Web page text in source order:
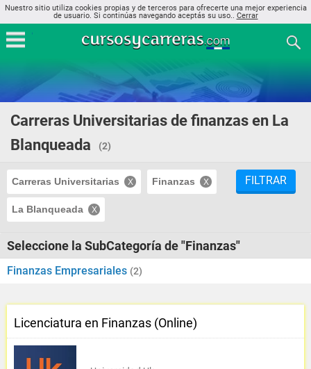
Nuestro sitio utiliza cookies propias y de terceros para ofrecerte una mejor experiencia
de usuario. Si continúas navegando aceptás su uso.. Cerrar
Carreras Universitarias de finanzas en La
Blanqueada
(2)
Carreras Universitarias Finanzas
La Blanqueada
FILTRAR
Seleccione la SubCategoría de "Finanzas"
Finanzas Empresariales (2)
Licenciatura en Finanzas (Online)